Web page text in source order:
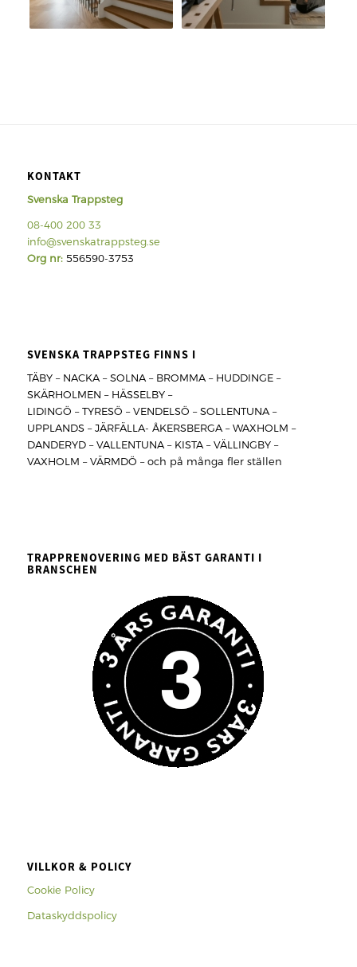
KONTAKT
Svenska Trappsteg
08-400 200 33
info@svenskatrappsteg.se
Org nr:556590-3753
SVENSKA TRAPPSTEG FINNS I
TÄBY – NACKA – SOLNA – BROMMA – HUDDINGE –
SKÄRHOLMEN – HÄSSELBY –
LIDINGÖ – TYRESÖ – VENDELSÖ – SOLLENTUNA –
UPPLANDS – JÄRFÄLLA- ÅKERSBERGA – WAXHOLM –
DANDERYD – VALLENTUNA – KISTA – VÄLLINGBY –
VAXHOLM – VÄRMDÖ – och på många fler ställen
TRAPPRENOVERING MED BÄST GARANTI I
BRANSCHEN
VILLKOR & POLICY
Cookie Policy
Dataskyddspolicy